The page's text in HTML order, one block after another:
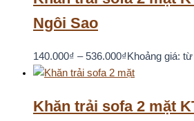
Ngôi Sao
140.000₫ – 536.000₫Khoảng giá:
Khăn trải sofa 2 mặt